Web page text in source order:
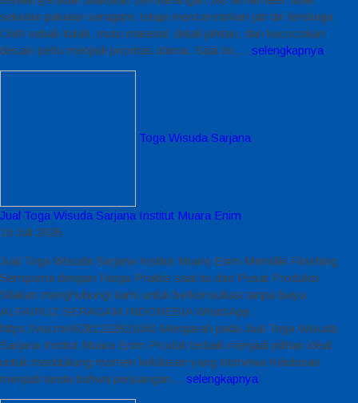
sekadar pakaian seragam, tetapi mencerminkan jati diri lembaga
Oleh sebab itulah, mutu material, detail jahitan, dan kecocokan
desain perlu menjadi prioritas utama. Saat ini,… selengkapnya
Toga Wisuda Sarjana
Jual Toga Wisuda Sarjana Institut Muara Enim
16 Juli 2026
Jual Toga Wisuda Sarjana Institut Muara Enim Memiliki Finishing
Sempurna dengan Harga Praktis saat itu dari Pusat Produksi
Silakan menghubungi kami untuk berkonsultasi tanpa biaya
ALFAIRUZ SERAGAM INDONESIA WhatsApp :
https://wa.me/6281222821060 Mengarah pada Jual Toga Wisuda
Sarjana Institut Muara Enim Produk terbaik menjadi pilihan ideal
untuk mendukung momen kelulusan yang istimewa Kelulusan
menjadi tanda bahwa perjuangan… selengkapnya